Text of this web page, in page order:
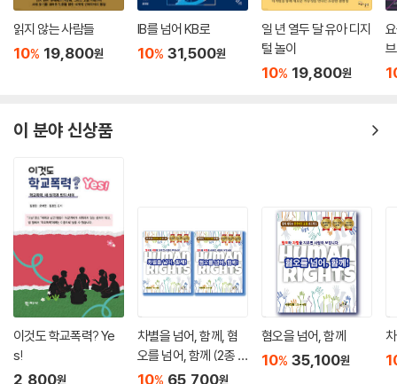
읽지 않는 사람들
10% 19,800원
IB를 넘어 KB로
10% 31,500원
일 년 열두 달 유아 디지
털 놀이
10% 19,800원
h
이 분야 신상품
이것도 학교폭력? Ye
s!
2,800원
차별을 넘어, 함께, 혐
오를 넘어, 함께 (2종 세
트)
10% 65,700원
혐오을 넘어, 함께
10% 35,100원